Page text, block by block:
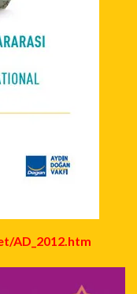
AD_2012.htm